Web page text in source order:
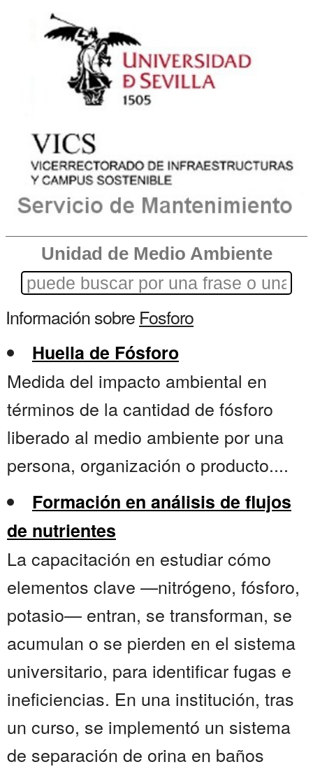
Unidad de Medio Ambiente
Información sobre Fosforo
Huella de Fósforo
Medida del impacto ambiental en
términos de la cantidad de fósforo
liberado al medio ambiente por una
persona, organización o producto....
Formación en análisis de flujos
de nutrientes
La capacitación en estudiar cómo
elementos clave —nitrógeno, fósforo,
potasio— entran, se transforman, se
acumulan o se pierden en el sistema
universitario, para identificar fugas e
ineficiencias. En una institución, tras
un curso, se implementó un sistema
de separación de orina en baños